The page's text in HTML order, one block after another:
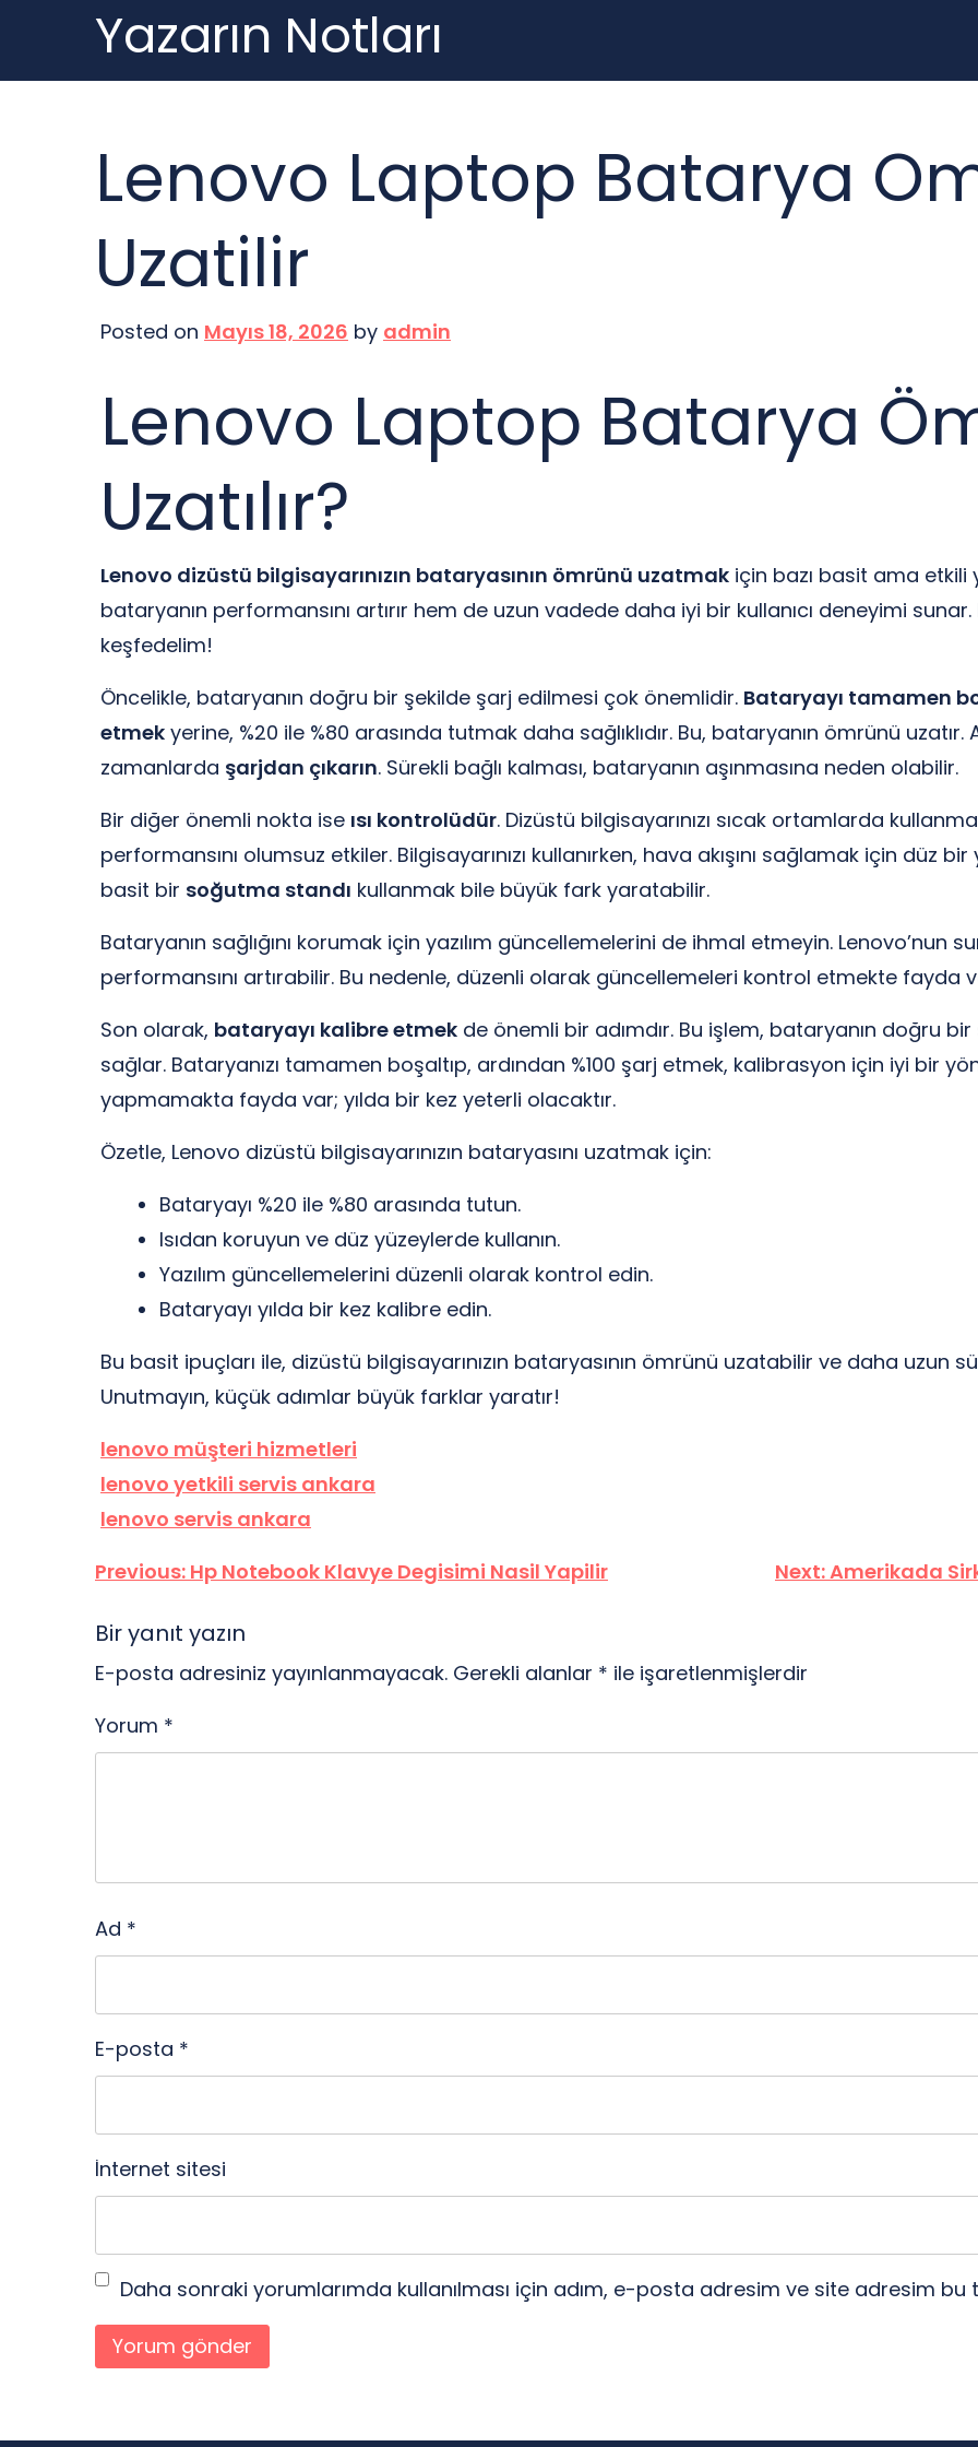
content
Yazarın Notları
Lenovo Laptop Batarya
Uzatilir
Posted on Mayıs 18, 2026 by admin
Lenovo Laptop Batarya
Uzatılır?
Lenovo dizüstü bilgisayarınızın bataryasının ömrünü uzatmak için bazı basit ama etkili
bataryanın performansını artırır hem de uzun vadede daha iyi bir kullanıcı deneyimi
keşfedelim!
Öncelikle, bataryanın doğru bir şekilde şarj edilmesi çok önemlidir. Bataryayı tamamen
etmek yerine, %20 ile %80 arasında tutmak daha sağlıklıdır. Bu, bataryanın ömrünü uzatır.
zamanlarda şarjdan çıkarın. Sürekli bağlı kalması, bataryanın aşınmasına neden olabilir.
Bir diğer önemli nokta ise ısı kontrolüdür. Dizüstü bilgisayarınızı sıcak ortamlarda
performansını olumsuz etkiler. Bilgisayarınızı kullanırken, hava akışını sağlamak için düz
basit bir soğutma standı kullanmak bile büyük fark yaratabilir.
Bataryanın sağlığını korumak için yazılım güncellemelerini de ihmal etmeyin. Lenovo’nun
performansını artırabilir. Bu nedenle, düzenli olarak güncellemeleri kontrol etmekte fayda
Son olarak, bataryayı kalibre etmek de önemli bir adımdır. Bu işlem, bataryanın doğru
sağlar. Bataryanızı tamamen boşaltıp, ardından %100 şarj etmek, kalibrasyon için iyi bir
yapmamakta fayda var; yılda bir kez yeterli olacaktır.
Özetle, Lenovo dizüstü bilgisayarınızın bataryasını uzatmak için:
Bataryayı %20 ile %80 arasında tutun.
Isıdan koruyun ve düz yüzeylerde kullanın.
Yazılım güncellemelerini düzenli olarak kontrol edin.
Bataryayı yılda bir kez kalibre edin.
Bu basit ipuçları ile, dizüstü bilgisayarınızın bataryasının ömrünü uzatabilir ve daha uzun
Unutmayın, küçük adımlar büyük farklar yaratır!
lenovo müşteri hizmetleri
lenovo yetkili servis ankara
lenovo servis ankara
Yazı
gezinmesi
Previous: Hp Notebook Klavye Degisimi Nasil Yapilir Next:Amerikada
Bir yanıt yazın
E-posta adresiniz yayınlanmayacak. Gerekli alanlar * ile işaretlenmişlerdir
Yorum *
Ad *
E-posta *
İnternet sitesi
Daha sonraki yorumlarımda kullanılması için adım, e-posta adresim ve site adresim bu